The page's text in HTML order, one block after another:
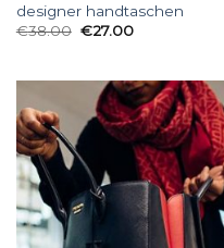
designer handtaschen
€38.00 €27.00